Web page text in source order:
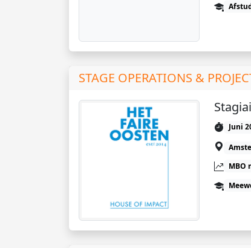
STAGE OPERATIONS &
Juni
MBO